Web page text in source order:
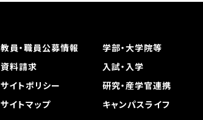
教員・職員公募情報 学部・大学院等
資料請求
入試・入学
サイトポリシー
研究・産学官連携
サイトマップ
キャンパスライフ